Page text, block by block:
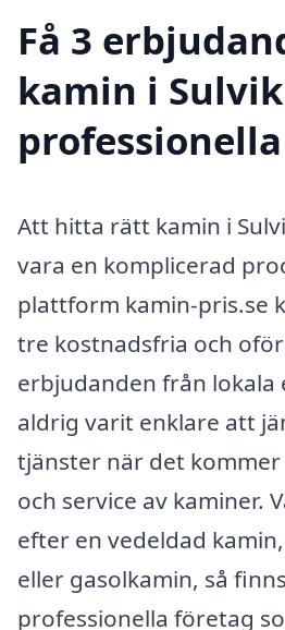
Få 3
kamin i
Att hitta rätt kamin i
vara en komplicerad
plattform kamin-pris.se
tre kostnadsfria och
erbjudanden från lokala
aldrig varit enklare att
tjänster när det
och service av kaminer.
efter en vedeldad
eller gasolkamin, så
professionella företag